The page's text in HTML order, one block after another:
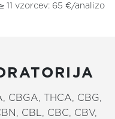
≥ 11 vzorcev: 65 €/analizo
CBGA, THCA, CBG,
CBL, CBC, CBV,